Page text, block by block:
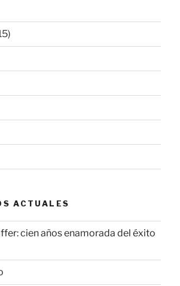
ACTUALES
cien años enamorada del éxito